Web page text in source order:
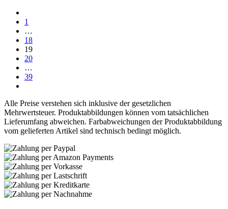
1
…
18
19
20
…
39
Alle Preise verstehen sich inklusive der gesetzlichen
Mehrwertsteuer. Produktabbildungen können vom tatsächlichen
Lieferumfang abweichen. Farbabweichungen der Produktabbildung
vom gelieferten Artikel sind technisch bedingt möglich.